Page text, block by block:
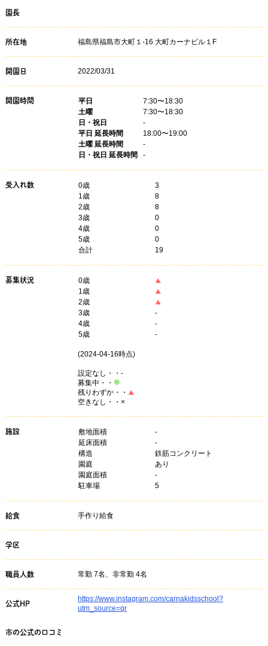
園長
所在地 福島県福島市大町１-16 大町カーナビル１F
開園日 2022/03/31
開園時間 平日
7:30〜18:30
土曜
7:30〜18:30
日・祝日
-
平日 延長時間
18:00〜19:00
土曜 延長時間
-
日・祝日 延長時間
-
受入れ数 0歳
3
1歳
8
2歳
8
3歳
0
4歳
0
5歳
0
合計
19
募集状況 0歳
1歳
2歳
3歳
-
4歳
-
5歳 -
(2024-04-16時点)
設定なし・・-
募集中・・
残りわずか・・
空きなし・・×
施設 敷地面積
-
延床面積
-
構造
鉄筋コンクリート
園庭
あり
園庭面積
-
駐車場
5
給食 手作り給食
学区
職員人数 常勤 7名、非常勤 4名
公式HP
https://www.instagram.com/carnakidsschool?
utm_source=qr
市の公式の口コミ